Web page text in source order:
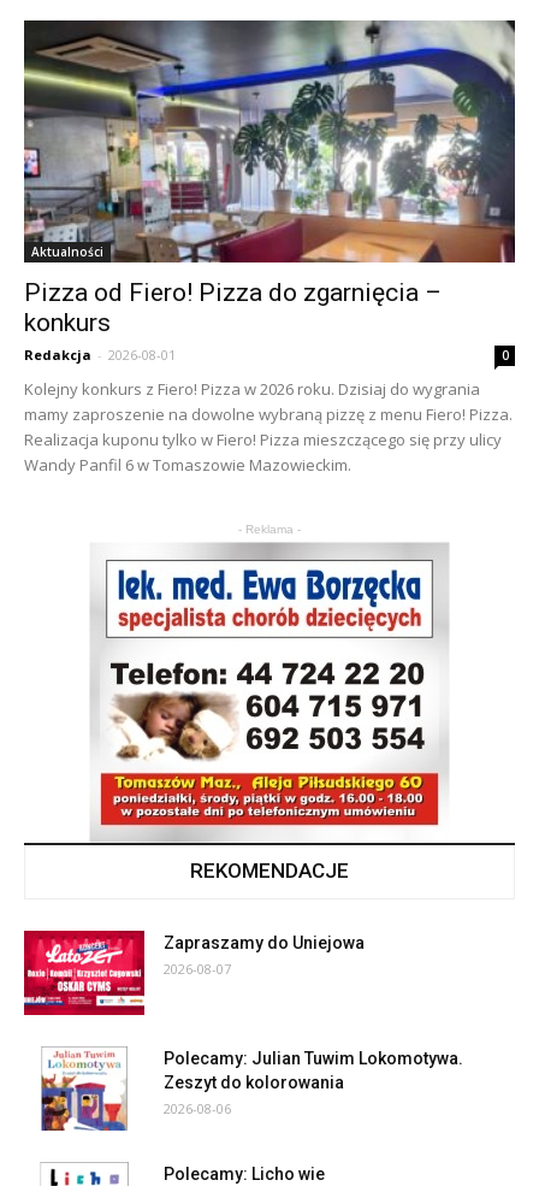
Aktualności
Pizza od Fiero! Pizza do zgarnięcia –
konkurs
Redakcja - 2026-08-01 0
Kolejny konkurs z Fiero! Pizza w 2026 roku. Dzisiaj do wygrania
mamy zaproszenie na dowolne wybraną pizzę z menu Fiero! Pizza.
Realizacja kuponu tylko w Fiero! Pizza mieszczącego się przy ulicy
Wandy Panfil 6 w Tomaszowie Mazowieckim.
- Reklama -
REKOMENDACJE
Zapraszamy do Uniejowa
2026-08-07
Polecamy: Julian Tuwim Lokomotywa.
Zeszyt do kolorowania
2026-08-06
Polecamy: Licho wie